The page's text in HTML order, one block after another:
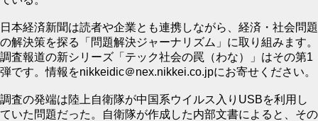
日本経済新聞は読者や企業とも連携しながら、経済・社会問題
の解決策を探る「問題解決ジャーナリズム」に取り組みます。
調査報道の新シリーズ「テック社会の罠（わな）」はその第1
弾です。情報をnikkeidic＠nex.nikkei.co.jpにお寄せください。
調査の発端は陸上自衛隊が中国系ウイルス入りUSBを利用し
ていた問題だった。自衛隊が作成した内部文書によると、その